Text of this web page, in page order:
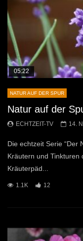
05:22
NATUR AUF DER SPUR
Natur auf der
ECHTZEIT-TV 14.
Die echtzeit Serie “Der
Kräutern und Tinkturen
Kräuterpäd...
1.1K 12